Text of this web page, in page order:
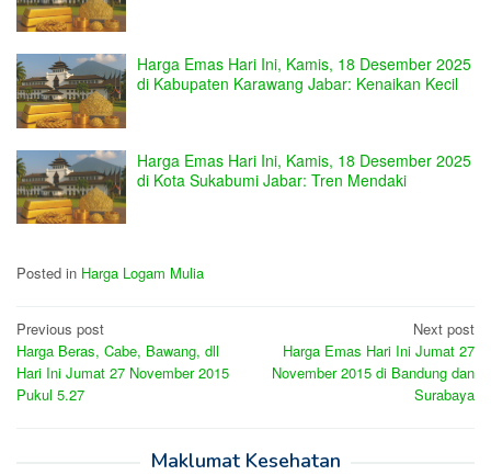
Harga Emas Hari Ini, Kamis, 18 Desember 2025
di Kabupaten Karawang Jabar: Kenaikan Kecil
Harga Emas Hari Ini, Kamis, 18 Desember 2025
di Kota Sukabumi Jabar: Tren Mendaki
Posted in Harga Logam Mulia
Post
navigation
Previous post
Harga Beras, Cabe, Bawang, dll
Hari Ini Jumat 27 November 2015
Pukul 5.27
Next post
Harga Emas Hari Ini Jumat 27
November 2015 di Bandung dan
Surabaya
Maklumat Kesehatan